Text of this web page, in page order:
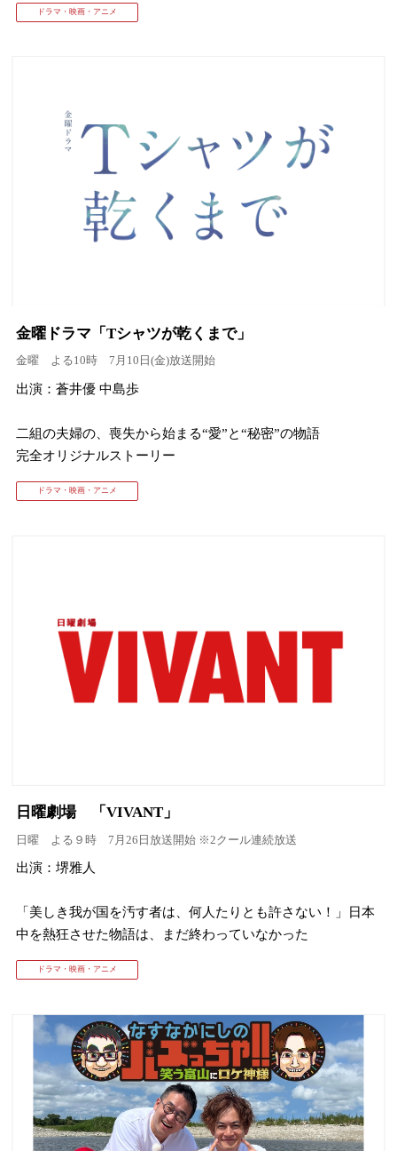
ドラマ・映画・アニメ
金曜ドラマ「Tシャツが乾くまで」
金曜 よる10時 7月10日(金)放送開始
出演：蒼井優 中島歩
⼆組の夫婦の、喪失から始まる“愛”と“秘密”の物語
完全オリジナルストーリー
ドラマ・映画・アニメ
日曜劇場 「VIVANT」
日曜 よる９時 7月26日放送開始 ※2クール連続放送
出演：堺雅人
「美しき我が国を汚す者は、何人たりとも許さない！」日本
中を熱狂させた物語は、まだ終わっていなかった
ドラマ・映画・アニメ